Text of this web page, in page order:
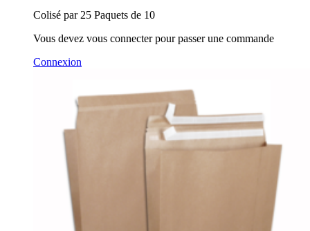
Colisé par 25 Paquets de 10
Vous devez vous connecter pour passer une commande
Connexion